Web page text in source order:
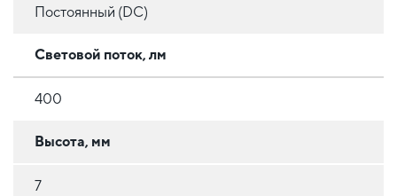
Постоянный (DC)
Световой поток, лм
400
Высота, мм
7